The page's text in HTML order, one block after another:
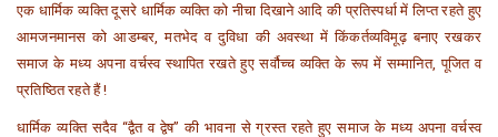
एक धार्मिक व्यक्ति दूसरे धार्मिक व्यक्ति को नीचा दिखाने आदि की प्रतिस्पर्धा में लिप्त रहते हुए
आमजनमानस को आडम्बर, मतभेद व दुविधा की अवस्था में किंकर्तव्यविमूढ़ बनाए रखकर
समाज के मध्य अपना वर्चस्व स्थापित रखते हुए सर्वौच्च व्यक्ति के रूप में सम्मानित, पूजित व
प्रतिष्ठित रहते हैं !
धार्मिक व्यक्ति सदैव “द्वैत व द्वेष” की भावना से ग्रस्त रहते हुए समाज के मध्य अपना वर्चस्व